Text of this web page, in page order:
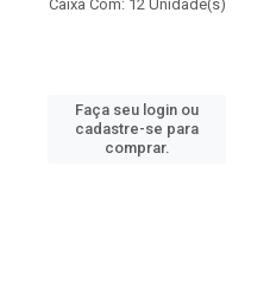
Caixa Com: 12 Unidade(s)
Faça seu login ou
cadastre-se para
comprar.